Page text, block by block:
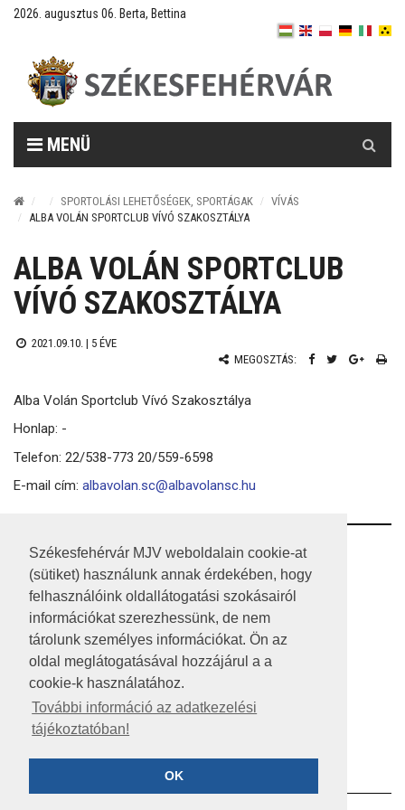
Székesfehérvár MJV weboldalain cookie-at
(sütiket) használunk annak érdekében, hogy
felhasználóink oldallátogatási szokásairól
információkat szerezhessünk, de nem
tárolunk személyes információkat. Ön az
oldal meglátogatásával hozzájárul a a
cookie-k használatához.
További információ az adatkezelési
tájékoztatóban!
OK
2026. augusztus 06. Berta, Bettina
MENÜ
SPORTOLÁSI LEHETŐSÉGEK, SPORTÁGAK
VÍVÁS
ALBA VOLÁN SPORTCLUB VÍVÓ SZAKOSZTÁLYA
ALBA VOLÁN SPORTCLUB
VÍVÓ SZAKOSZTÁLYA
2021.09.10. | 5 ÉVE
MEGOSZTÁS:
Alba Volán Sportclub Vívó Szakosztálya
Honlap: -
Telefon: 22/538-773 20/559-6598
E-mail cím: albavolan.sc@albavolansc.hu
RSS
A HONLAP 2017.03.31-I ÁLLAPOTA
JOGI NYILATKOZAT
IMPRESSZUM
KÖZÉRDEKŰ ADATOK